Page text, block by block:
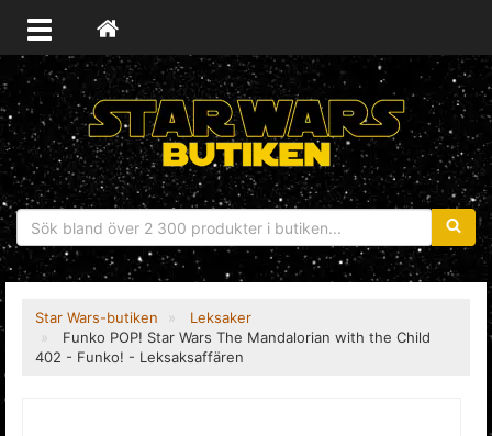
Star Wars-butiken
Leksaker
Funko POP! Star Wars The Mandalorian with the Child
402 - Funko! - Leksaksaffären